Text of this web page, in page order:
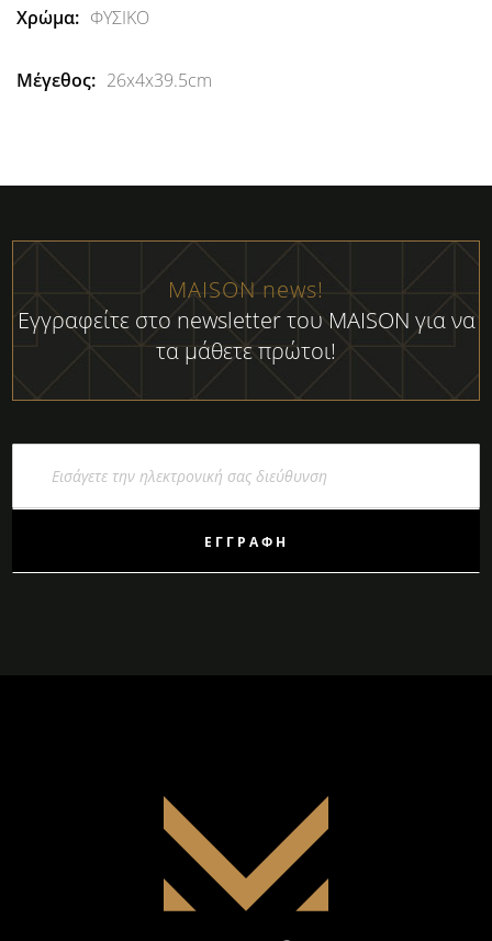
ΦΥΣΙΚΟ
26x4x39.5cm
MAISON news!
Εγγραφείτε στο newsletter του MAISON για να
τα μάθετε πρώτοι!
ΕΓΓΡΑΦΉ